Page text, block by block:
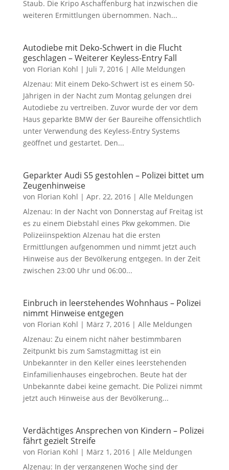
Staub. Die Kripo Aschaffenburg hat inzwischen die
weiteren Ermittlungen übernommen. Nach...
Autodiebe mit Deko-Schwert in die Flucht
geschlagen – Weiterer Keyless-Entry Fall
von Florian Kohl | Juli 7, 2016| Alle Meldungen
Alzenau: Mit einem Deko-Schwert ist es einem 50-
Jährigen in der Nacht zum Montag gelungen drei
Autodiebe zu vertreiben. Zuvor wurde der vor dem
Haus geparkte BMW der 6er Baureihe offensichtlich
unter Verwendung des Keyless-Entry Systems
geöffnet und gestartet. Den...
Geparkter Audi S5 gestohlen – Polizei bittet um
Zeugenhinweise
von Florian Kohl | Apr. 22, 2016| Alle Meldungen
Alzenau: In der Nacht von Donnerstag auf Freitag ist
es zu einem Diebstahl eines Pkw gekommen. Die
Polizeiinspektion Alzenau hat die ersten
Ermittlungen aufgenommen und nimmt jetzt auch
Hinweise aus der Bevölkerung entgegen. In der Zeit
zwischen 23:00 Uhr und 06:00...
Einbruch in leerstehendes Wohnhaus – Polizei
nimmt Hinweise entgegen
von Florian Kohl | März 7, 2016| Alle Meldungen
Alzenau: Zu einem nicht näher bestimmbaren
Zeitpunkt bis zum Samstagmittag ist ein
Unbekannter in den Keller eines leerstehenden
Einfamilienhauses eingebrochen. Beute hat der
Unbekannte dabei keine gemacht. Die Polizei nimmt
jetzt auch Hinweise aus der Bevölkerung...
Verdächtiges Ansprechen von Kindern – Polizei
fährt gezielt Streife
von Florian Kohl | März 1, 2016| Alle Meldungen
Alzenau: In der vergangenen Woche sind der